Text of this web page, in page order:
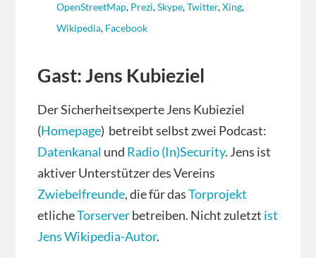
OpenStreetMap, Prezi,Skype,Twitter,Xing,
Wikipedia, Facebook
Gast: Jens Kubieziel
Der Sicherheitsexperte Jens Kubieziel
(Homepage) betreibt selbst zwei Podcast:
Datenkanal und Radio (In)Security. Jens ist
aktiver Unterstützer des Vereins
Zwiebelfreunde, die für dasTorprojekt
etlicheTorserverbetreiben. Nicht zuletzt ist
Jens Wikipedia-Autor.